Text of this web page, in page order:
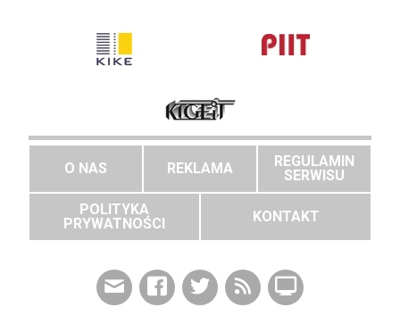
O NAS REKLAMA
REGULAMIN
SERWISU
POLITYKA
PRYWATNOŚCI
KONTAKT